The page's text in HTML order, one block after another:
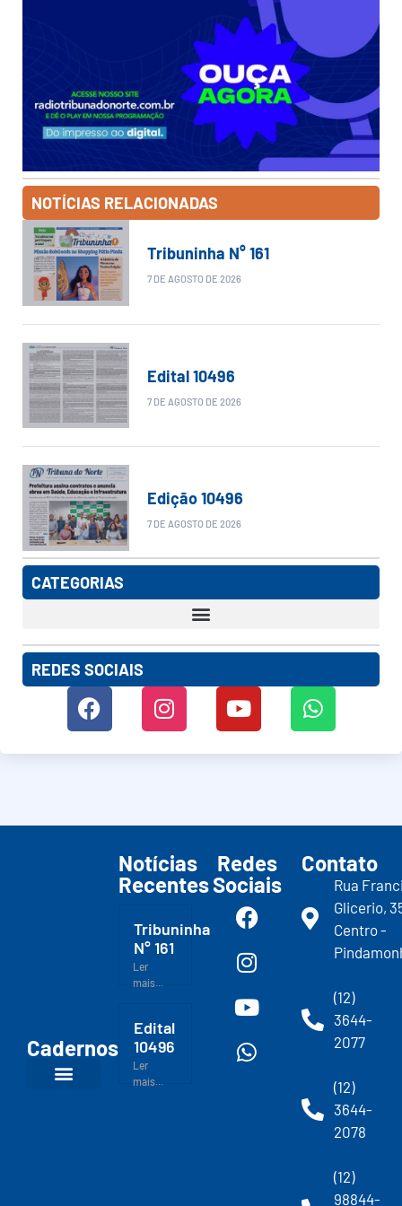
NOTÍCIAS RELACIONADAS
Tribuninha N° 161
7 DE AGOSTO DE 2026
Edital 10496
7 DE AGOSTO DE 2026
Edição 10496
7 DE AGOSTO DE 2026
CATEGORIAS
REDES SOCIAIS
Cadernos
Notícias
Recentes
Tribuninha
N° 161
Ler
mais...
Edital
10496
Ler
mais...
Redes
Sociais
Contato
Rua
Glicerio,
Centro -
(12)
3644-
2077
(12)
3644-
2078
(12)
98844-